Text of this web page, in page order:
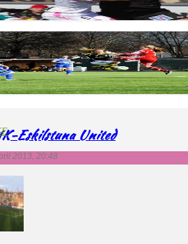
2013, 21:10
FC Malmö – Mallbackens IF
2013, 20:54
Eskilstuna United
2013, 20:48